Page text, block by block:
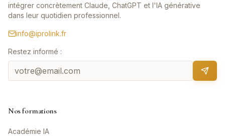
intégrer concrètement Claude, ChatGPT et l'IA générative
dans leur quotidien professionnel.
info@iprolink.fr
Restez informé :
Nos formations
Académie IA